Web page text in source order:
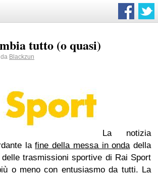
tutto (o quasi)
Blackzun
La notizia
lafine della messa in ondadella
trasmissioni sportive di Rai Sport
o meno con entusiasmo da tutti. La